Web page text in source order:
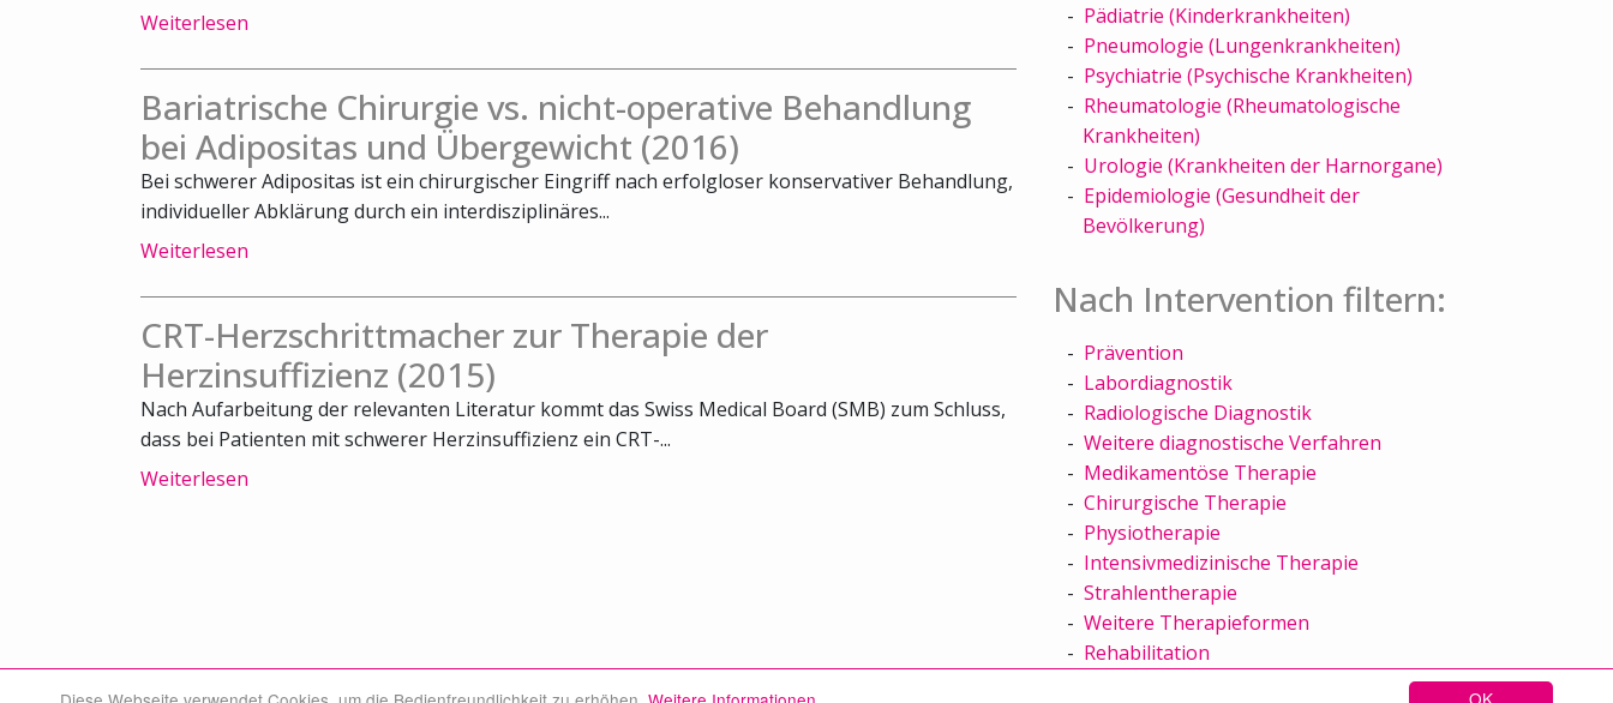
OK
Weiterlesen
Bariatrische Chirurgie vs. nicht-operative Behandlung
bei Adipositas und Übergewicht (2016)
Bei schwerer Adipositas ist ein chirurgischer Eingriff nach erfolgloser konservativer Behandlung,
individueller Abklärung durch ein interdisziplinäres...
Weiterlesen
CRT-Herzschrittmacher zur Therapie der
Herzinsuffizienz (2015)
Nach Aufarbeitung der relevanten Literatur kommt das Swiss Medical Board (SMB) zum Schluss,
dass bei Patienten mit schwerer Herzinsuffizienz ein CRT-...
Weiterlesen
Pädiatrie (Kinderkrankheiten)
Pneumologie (Lungenkrankheiten)
Psychiatrie (Psychische Krankheiten)
Rheumatologie (Rheumatologische
Krankheiten)
Urologie (Krankheiten der Harnorgane)
Epidemiologie (Gesundheit der
Bevölkerung)
Nach Intervention filtern:
Prävention
Labordiagnostik
Radiologische Diagnostik
Weitere diagnostische Verfahren
Medikamentöse Therapie
Chirurgische Therapie
Physiotherapie
Intensivmedizinische Therapie
Strahlentherapie
Weitere Therapieformen
Rehabilitation